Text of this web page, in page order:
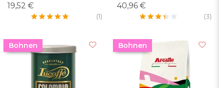
19,52 €
(1)
40,96 €
(3)
Bohnen Bohnen